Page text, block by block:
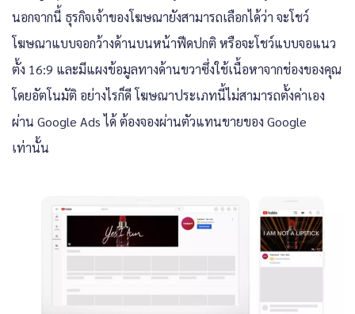
นอกจากนี้ ธุรกิจเจ้าของโฆษณายังสามารถเลือกได้ว่า จะโชว์
โฆษณาแบบจอกว้างด้านบนหน้าฟีดปกติ หรือจะโชว์แบบจอแนว
ตั้ง 16:9 และมีแผงข้อมูลทางด้านขวาซึ่งใช้เนื้อหาจากช่องของคุณ
โดยอัตโนมัติ อย่างไรก็ดี โฆษณาประเภทนี้ไม่สามารถตั้งค่าเอง
ผ่าน Google Ads ได้ ต้องจองผ่านตัวแทนขายของ Google
เท่านั้น